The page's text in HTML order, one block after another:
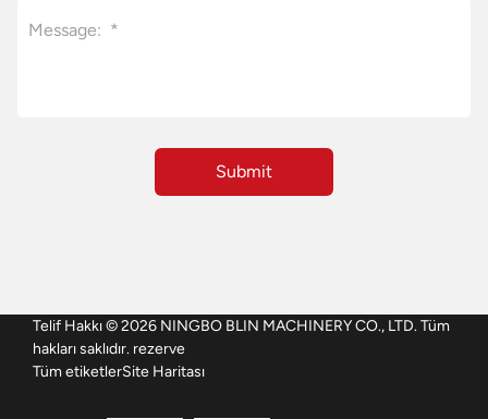
Telif Hakkı © 2026 NINGBO BLIN MACHINERY CO., LTD. Tüm
hakları saklıdır. rezerve
Tüm etiketlerSite Haritası